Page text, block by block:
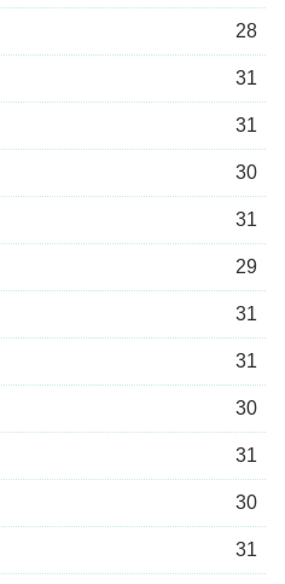
28
31
31
30
31
29
31
31
30
31
30
31